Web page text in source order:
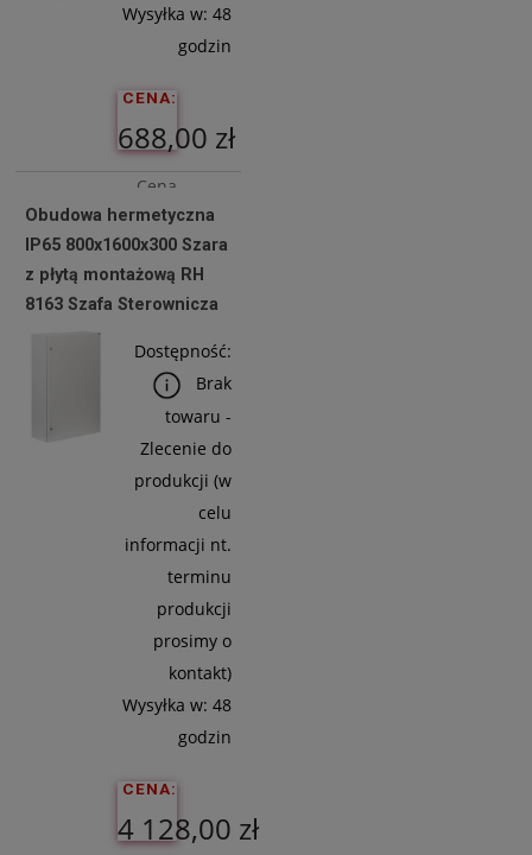
Wysyłka w: 48
godzin
CENA:
688,00 zł
Cena
netto:
559,35 zł
Do
Koszyka
Obudowa hermetyczna
IP65 800x1600x300 Szara
z płytą montażową RH
8163 Szafa Sterownicza
Dostępność:
Brak
towaru -
Zlecenie do
produkcji (w
celu
informacji nt.
terminu
produkcji
prosimy o
kontakt)
Wysyłka w: 48
godzin
CENA:
4 128,00 zł